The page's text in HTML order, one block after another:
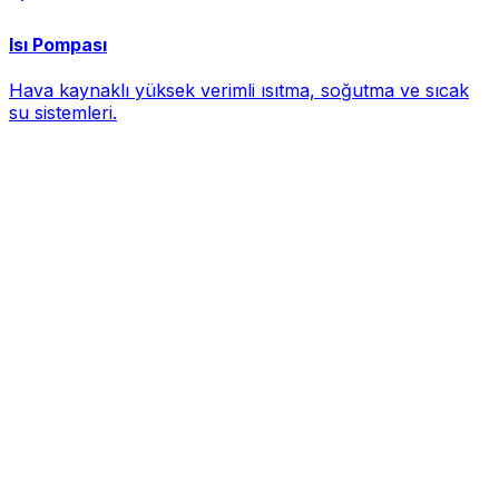
Isı Pompası
Hava kaynaklı yüksek verimli ısıtma, soğutma ve sıcak
su sistemleri.